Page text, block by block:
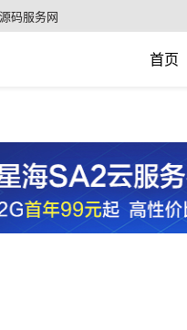
码服务网
首页